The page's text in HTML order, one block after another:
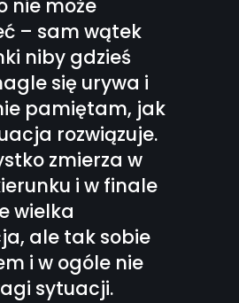
nie może
– sam wątek
niby gdzieś
się urywa i
pamiętam, jak
rozwiązuje.
zmierza w
i w finale
wielka
ale tak sobie
i w ogóle nie
sytuacji.